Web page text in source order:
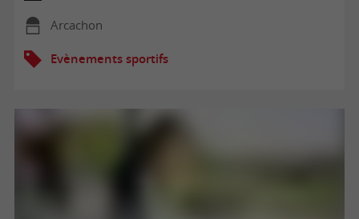
Arcachon
Evènements sportifs